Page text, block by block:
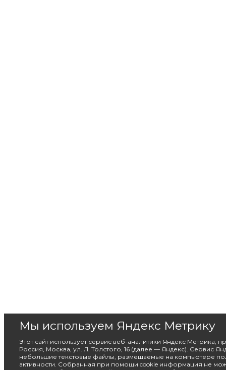
Мы используем Яндекс Метрику
Этот сайт использует сервис веб-аналитики Яндекс Метрика,
Россия, Москва, ул. Л. Толстого, 16 (далее — Яндекс). Сервис
небольшие текстовые файлы, размещаемые на компьютере
активности. Собранная при помощи cookie информация не